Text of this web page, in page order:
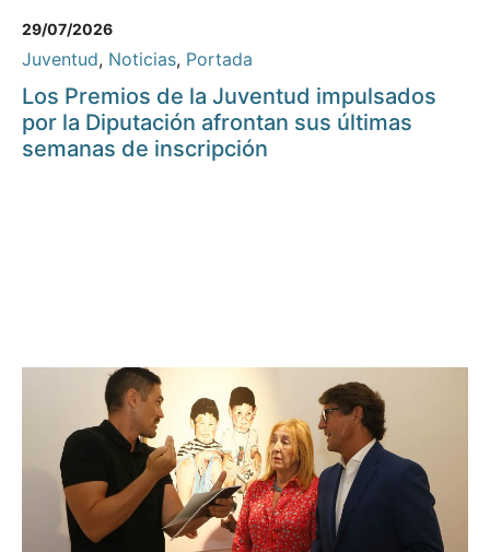
29/07/2026
Juventud, Noticias, Portada
Los Premios de la Juventud impulsados
por la Diputación afrontan sus últimas
semanas de inscripción